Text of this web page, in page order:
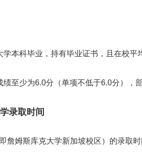
本科毕业，持有毕业证书，且在校平
至少为6.0分（单项不低于6.0分），
录取时间
詹姆斯库克大学新加坡校区）的录取